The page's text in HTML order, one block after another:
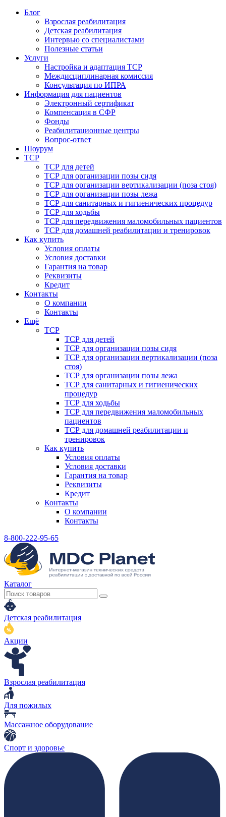
Блог
Взрослая реабилитация
Детская реабилитация
Интервью со специалистами
Полезные статьи
Услуги
Настройка и адаптация ТСР
Междисциплинарная комиссия
Консультация по ИПРА
Информация для пациентов
Электронный сертификат
Компенсация в СФР
Фонды
Реабилитационные центры
Вопрос-ответ
Шоурум
ТСР
ТСР для детей
ТСР для организации позы сидя
ТСР для организации вертикализации (поза стоя)
ТСР для организации позы лежа
ТСР для санитарных и гигиенических процедур
ТСР для ходьбы
ТСР для передвижения маломобильных пациентов
ТСР для домашней реабилитации и тренировок
Как купить
Условия оплаты
Условия доставки
Гарантия на товар
Реквизиты
Кредит
Контакты
О компании
Контакты
Ещё
ТСР
ТСР для детей
ТСР для организации позы сидя
ТСР для организации вертикализации (поза
стоя)
ТСР для организации позы лежа
ТСР для санитарных и гигиенических
процедур
ТСР для ходьбы
ТСР для передвижения маломобильных
пациентов
ТСР для домашней реабилитации и
тренировок
Как купить
Условия оплаты
Условия доставки
Гарантия на товар
Реквизиты
Кредит
Контакты
О компании
Контакты
8-800-222-95-65
Каталог
Детская реабилитация
Акции
Взрослая реабилитация
Для пожилых
Массажное оборудование
Спорт и здоровье